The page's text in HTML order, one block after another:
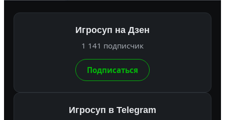
Игросуп на Дзен
1 141 подписчик
Подписаться
Игросуп в Telegram